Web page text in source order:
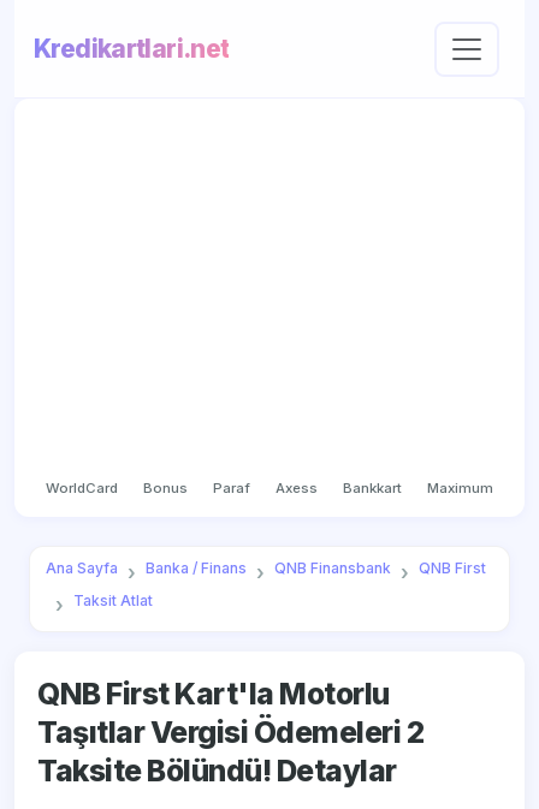
Kredikartlari.net
WorldCard Bonus Paraf Axess Bankkart Maximum
Ana Sayfa Banka / Finans QNB Finansbank
QNB First
Taksit Atlat
QNB First Kart'la Motorlu
Taşıtlar Vergisi Ödemeleri 2
Taksite Bölündü! Detaylar